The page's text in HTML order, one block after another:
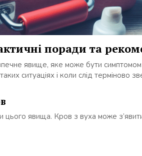
поради та
явище, яке може бути
ситуаціях і коли слід терміново
явища. Кров з вуха може